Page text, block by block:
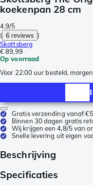
koekenpan 28 cm
4.9/5
( 6 reviews )
Skottsberg
€ 89,99
Op voorraad
Voor 22:00 uur besteld,
Gratis verzending vanaf
Binnen 30 dagen gratis
Wij krijgen een 4,8/5 van
Snelle levering uit eigen
Beschrijving
Specificaties